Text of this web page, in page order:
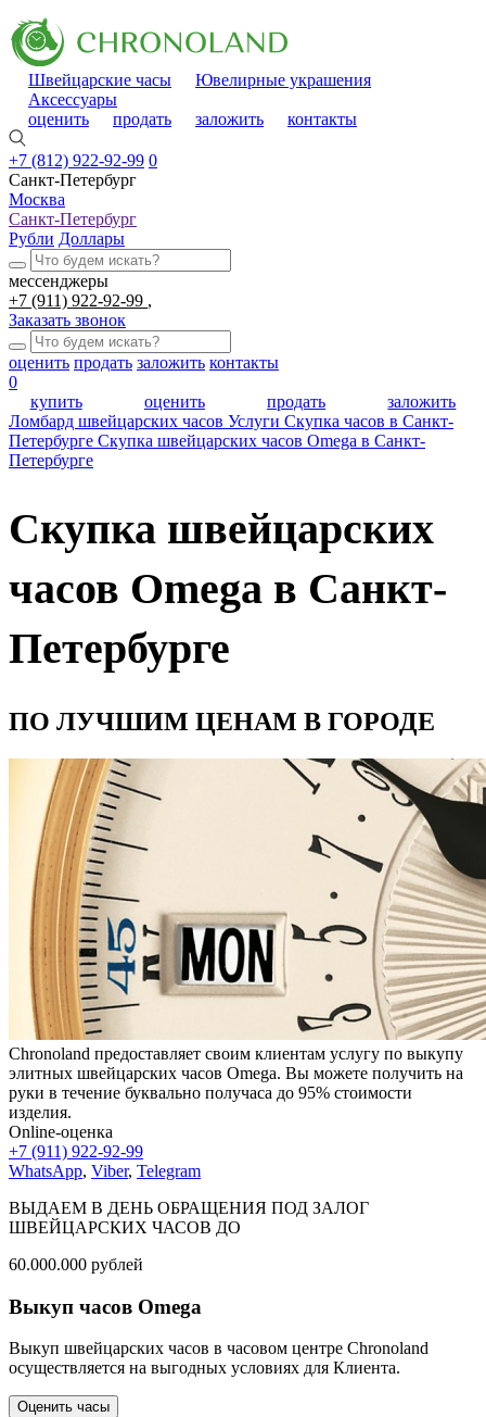
Швейцарские часы
Ювелирные украшения
Аксессуары
оценить
продать заложить контакты
+7 (812) 922-92-99 0
Санкт-Петербург
Москва
Санкт-Петербург
Рубли Доллары
мессенджеры
+7 (911) 922-92-99
Заказать звонок
оценить продать заложить контакты
0
купить
оценить продать
заложить
Ломбард швейцарских часов Услуги Скупка часов в Санкт-
Петербурге Скупка швейцарских часов Omega в Санкт-
Петербурге
Скупка швейцарских
часов Omega в Санкт-
Петербурге
ПО ЛУЧШИМ ЦЕНАМ В ГОРОДЕ
Chronoland предоставляет своим клиентам услугу по выкупу
элитных швейцарских часов Omega. Вы можете получить на
руки в течение буквально получаса до 95% стоимости
изделия.
Online-оценка
+7 (911) 922-92-99
WhatsApp, Viber, Telegram
ВЫДАЕМ В ДЕНЬ ОБРАЩЕНИЯ ПОД ЗАЛОГ
ШВЕЙЦАРСКИХ ЧАСОВ ДО
60.000.000 рублей
Выкуп часов Omega
Выкуп швейцарских часов в часовом центре Chronoland
осуществляется на выгодных условиях для Клиента.
Оценить часы